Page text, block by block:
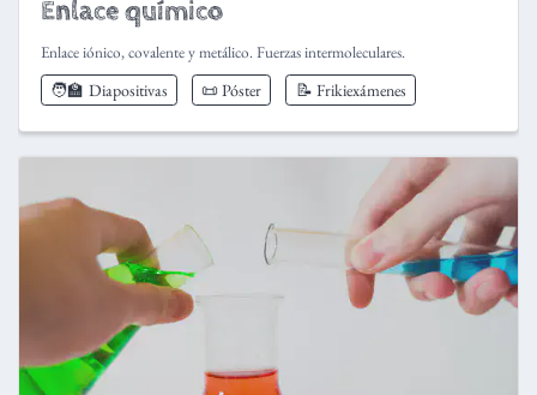
Enlace químico
Enlace iónico, covalente y metálico. Fuerzas intermoleculares.
🧑‍🏫 Diapositivas 📜 Póster 📝 Frikiexámenes